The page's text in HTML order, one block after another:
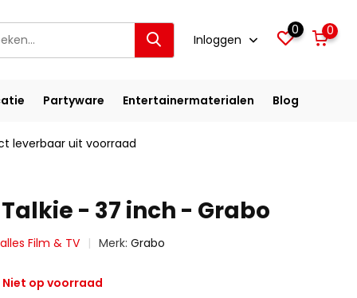
Inloggen
0 0
Partyware Entertainermaterialen Blog
leverbaar uit voorraad
- 37 inch - Grabo
Film & TV Merk:Grabo
Niet op voorraad